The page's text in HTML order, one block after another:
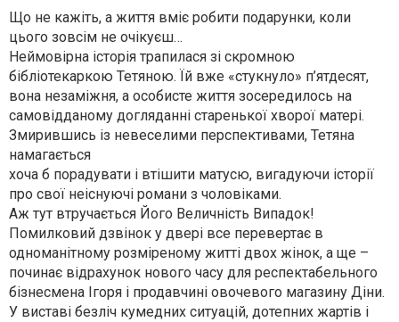
Що не кажіть, а життя вміє робити подарунки, коли
цього зовсім не очікуєш…
Неймовірна історія трапилася зі скромною
бібліотекаркою Тетяною. Їй вже «стукнуло» п’ятдесят,
вона незаміжня, а особисте життя зосередилось на
самовідданому догляданні старенької хворої матері.
Змирившись із невеселими перспективами, Тетяна
намагається
хоча б порадувати і втішити матусю, вигадуючи історії
про свої неіснуючі романи з чоловіками.
Аж тут втручається Його Величність Випадок!
Помилковий дзвінок у двері все перевертає в
одноманітному розміреному житті двох жінок, а ще –
починає відрахунок нового часу для респектабельного
бізнесмена Ігоря і продавчині овочевого магазину Діни.
У виставі безліч кумедних ситуацій, дотепних жартів і